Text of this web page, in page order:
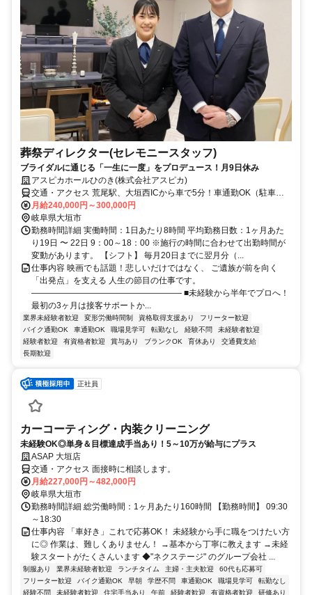
葬祭ディレクター(セレモニースタッフ)
ブライダルに通じる「一生に一度」をプロデュース！月9日休み
アスピカホールひのき(株式会社アスピカ)
交通・アクセス 荒尾駅、大垣西ICから車で5分！車通勤OK（駐車場
完備）
月給240,000円～300,000円
岐阜県大垣市
勤務時間詳細 実働時間：1日あたり8時間 平均勤務日数：1ヶ月あた
り19日 〜 22日 9：00～18：00 ※施行の時間に合わせて出勤時間が
変動があります。 【シフト】 毎月20日までに翌月分（...
仕事内容 映画でも話題！悲しいだけではなく、 ご遺族が前を向く
「出発点」を支える 人生の節目の仕事です。
―――――――――――――――――― ■未経験から半年でプロへ！
最初の3ヶ月は接客サポートか...
業界未経験者歓迎 変形労働時間制 資格取得支援あり
フリーター歓迎
バイク通勤OK
車通勤OK 職場見学可 転勤なし 経験不問
未経験者歓迎
経験者歓迎
有資格者歓迎 賞与あり ブランクOK 育休あり
交通費支給
長期歓迎
正社員
カーコーティング・内装クリーニング
未経験OK◎単身＆目標達成手当あり！5～10万が給与にプラス
ASAP 大垣店
交通・アクセス 面接時に相談します。
月給227,000円～482,000円
岐阜県大垣市
勤務時間詳細 総労働時間：1ヶ月あたり160時間 【勤務時間】 09:30
～18:30
仕事内容 「車好き」これで応募OK！ 未経験から手に職をつけたい方
に◎ 作業は、難しくありません！ →基本から丁寧に教えます →未経
験スタートがたくさんいます ◆"ネクステージ" のグループ会社 ...
制服あり 業界未経験者歓迎 ランチタイム 主婦・主夫歓迎
60代も応募可
フリーター歓迎
バイク通勤OK 早朝 学歴不問 車通勤OK 職場見学可
転勤なし
経験不問
未経験者歓迎 住宅手当あり 午前 経験者歓迎 有資格者歓迎 研修あり